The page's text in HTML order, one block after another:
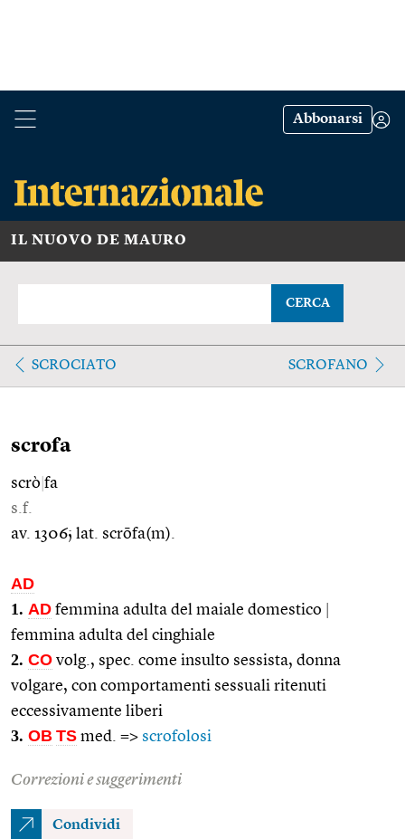
Abbonarsi
IL NUOVO DE MAURO
CERCA
SCROCIATO SCROFANO
scrofa
scrò fa
s.f.
av. 1306; lat. scrōfa(m).
AD
1. AD femmina adulta del maiale domestico
femmina adulta del cinghiale
2. CO volg., spec. come insulto sessista, donna
volgare, con comportamenti sessuali ritenuti
eccessivamente liberi
3. OB TS med. => scrofolosi
Correzioni e suggerimenti
Condividi